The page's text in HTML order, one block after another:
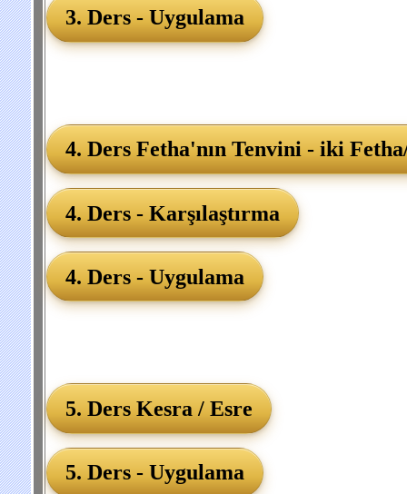
3. Ders - Uygulama
4. Ders Fetha'nın Tenvini - iki
4. Ders - Karşılaştırma
4. Ders - Uygulama
5. Ders Kesra / Esre
5. Ders - Uygulama